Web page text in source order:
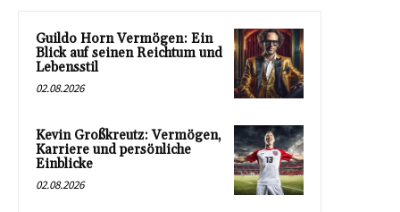
Guildo Horn Vermögen: Ein
Blick auf seinen Reichtum und
Lebensstil
02.08.2026
Kevin Großkreutz: Vermögen,
Karriere und persönliche
Einblicke
02.08.2026